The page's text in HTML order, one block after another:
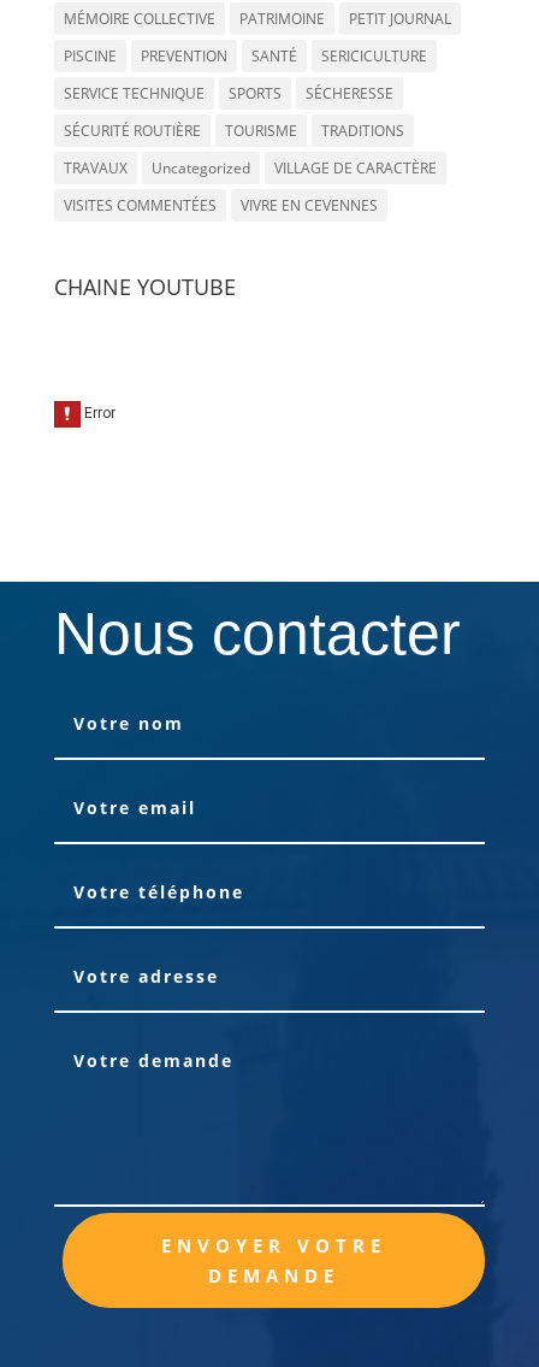
MÉMOIRE COLLECTIVE PATRIMOINE
PETIT JOURNAL
PISCINE
PREVENTION SANTÉ
SERICICULTURE
SERVICE TECHNIQUE
SPORTS
SÉCHERESSE
SÉCURITÉ ROUTIÈRE
TOURISME
TRADITIONS
TRAVAUX
Uncategorized
VILLAGE DE CARACTÈRE
VISITES COMMENTÉES
VIVRE EN CEVENNES
CHAINE YOUTUBE
Nous contacter
ENVOYER VOTRE
DEMANDE
Alternative: